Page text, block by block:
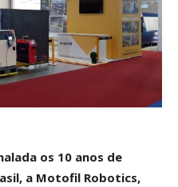
os 10 anos de
a Motofil Robotics,